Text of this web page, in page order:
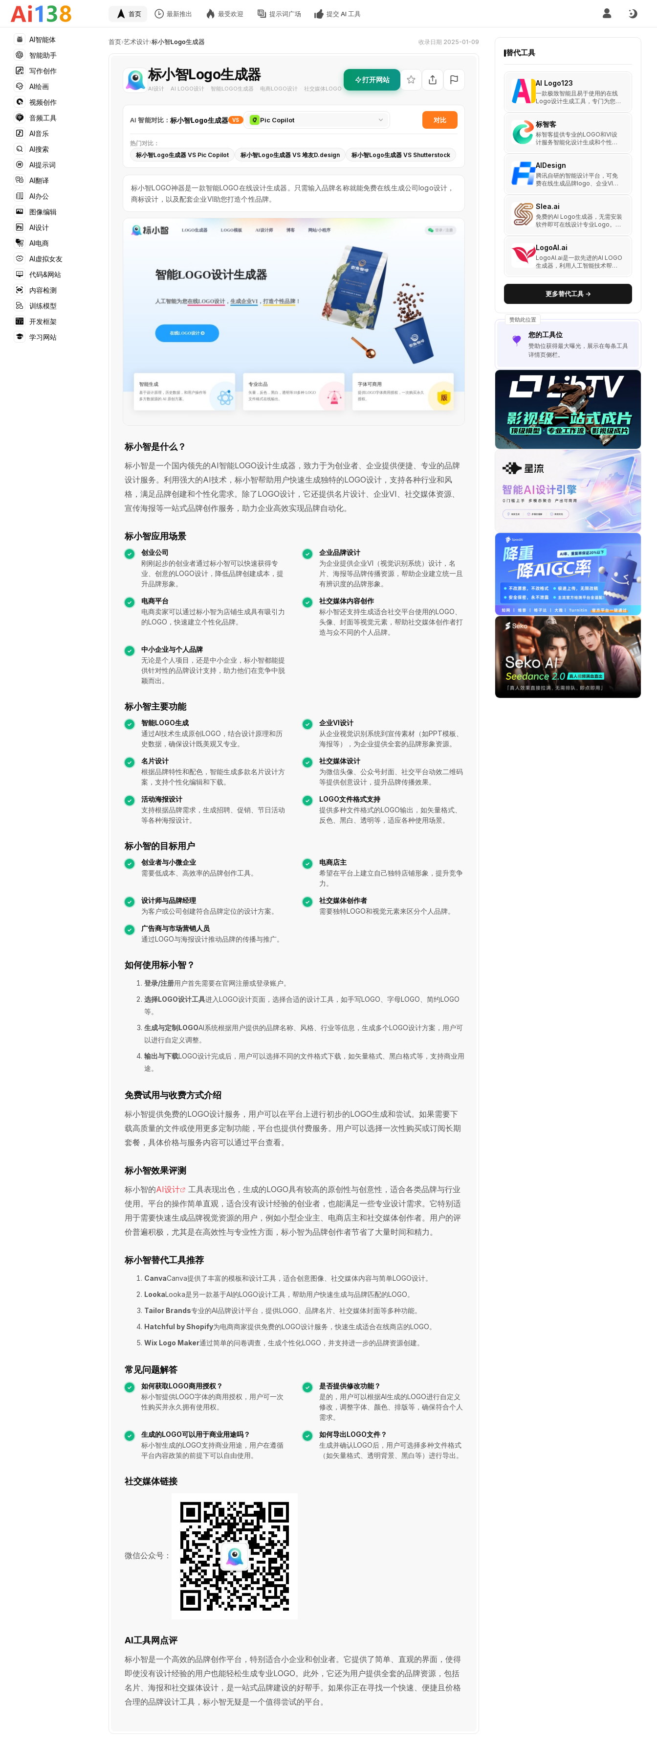
AI智能体
智能助手
写作创作
AI绘画
视频创作
音频工具
AI音乐
AI搜索
AI提示词
AI翻译
AI办公
图像编辑
AI设计
AI电商
AI虚拟女友
代码&网站
内容检测
训练模型
开发框架
学习网站
首页 最新推出 最受欢迎 提示词广场 提交 AI 工具
首页›艺术设计›标小智Logo生成器 收录日期 2025-01-09
标小智Logo生成器
AI设计 AI LOGO设计 智能LOGO生成器 电商LOGO设计 社交媒体LOGO
打开网站
AI 智能对比：标小智Logo生成器 VS
选
比
Pic Copilot 对比
热门对比：
标小智Logo生成器 VS Pic Copilot
标小智Logo生成器 VS 堆友D.design 标小智Logo生成器 VS Shutterstock
标小智LOGO神器是一款智能LOGO在线设计生成器。只需输入品牌名称就能免费在线生成公司logo设计，
商标设计，以及配套企业VI助您打造个性品牌。
标小智是什么？
标小智是一个国内领先的AI智能LOGO设计生成器，致力于为创业者、企业提供便捷、专业的品牌
设计服务。利用强大的AI技术，标小智帮助用户快速生成独特的LOGO设计，支持各种行业和风
格，满足品牌创建和个性化需求。除了LOGO设计，它还提供名片设计、企业VI、社交媒体资源、
宣传海报等一站式品牌创作服务，助力企业高效实现品牌自动化。
标小智应用场景
创业公司
刚刚起步的创业者通过标小智可以快速获得专
业、创意的LOGO设计，降低品牌创建成本，提
升品牌形象。
企业品牌设计
为企业提供企业VI（视觉识别系统）设计，名
片、海报等品牌传播资源，帮助企业建立统一且
有辨识度的品牌形象。
电商平台
电商卖家可以通过标小智为店铺生成具有吸引力
的LOGO，快速建立个性化品牌。
社交媒体内容创作
标小智还支持生成适合社交平台使用的LOGO、
头像、封面等视觉元素，帮助社交媒体创作者打
造与众不同的个人品牌。
中小企业与个人品牌
无论是个人项目，还是中小企业，标小智都能提
供针对性的品牌设计支持，助力他们在竞争中脱
颖而出。
标小智主要功能
智能LOGO生成
通过AI技术生成原创LOGO，结合设计原理和历
史数据，确保设计既美观又专业。
企业VI设计
从企业视觉识别系统到宣传素材（如PPT模板、
海报等），为企业提供全套的品牌形象资源。
名片设计
根据品牌特性和配色，智能生成多款名片设计方
案，支持个性化编辑和下载。
社交媒体设计
为微信头像、公众号封面、社交平台动效二维码
等提供创意设计，提升品牌传播效果。
活动海报设计
支持根据品牌需求，生成招聘、促销、节日活动
等各种海报设计。
LOGO文件格式支持
提供多种文件格式的LOGO输出，如矢量格式、
反色、黑白、透明等，适应各种使用场景。
标小智的目标用户
创业者与小微企业
需要低成本、高效率的品牌创作工具。
电商店主
希望在平台上建立自己独特店铺形象，提升竞争
力。
设计师与品牌经理
为客户或公司创建符合品牌定位的设计方案。
社交媒体创作者
需要独特LOGO和视觉元素来区分个人品牌。
广告商与市场营销人员
通过LOGO与海报设计推动品牌的传播与推广。
如何使用标小智？
登录/注册用户首先需要在官网注册或登录账户。
选择LOGO设计工具进入LOGO设计页面，选择合适的设计工具，如手写LOGO、字母LOGO、简约LOGO
等。
生成与定制LOGOAI系统根据用户提供的品牌名称、风格、行业等信息，生成多个LOGO设计方案，用户可
以进行自定义调整。
输出与下载LOGO设计完成后，用户可以选择不同的文件格式下载，如矢量格式、黑白格式等，支持商业用
途。
免费试用与收费方式介绍
标小智提供免费的LOGO设计服务，用户可以在平台上进行初步的LOGO生成和尝试。如果需要下
载高质量的文件或使用更多定制功能，平台也提供付费服务。用户可以选择一次性购买或订阅长期
套餐，具体价格与服务内容可以通过平台查看。
标小智效果评测
标小智的AI设计
工具表现出色，生成的LOGO具有较高的原创性与创意性，适合各类品牌与行业
使用。平台的操作简单直观，适合没有设计经验的创业者，也能满足一些专业设计需求。它特别适
用于需要快速生成品牌视觉资源的用户，例如小型企业主、电商店主和社交媒体创作者。用户的评
价普遍积极，尤其是在高效性与专业性方面，标小智为品牌创作者节省了大量时间和精力。
标小智替代工具推荐
CanvaCanva提供了丰富的模板和设计工具，适合创意图像、社交媒体内容与简单LOGO设计。
LookaLooka是另一款基于AI的LOGO设计工具，帮助用户快速生成与品牌匹配的LOGO。
Tailor Brands专业的AI品牌设计平台，提供LOGO、品牌名片、社交媒体封面等多种功能。
Hatchful by Shopify为电商商家提供免费的LOGO设计服务，快速生成适合在线商店的LOGO。
Wix Logo Maker通过简单的问卷调查，生成个性化LOGO，并支持进一步的品牌资源创建。
常见问题解答
如何获取LOGO商用授权？
标小智提供LOGO字体的商用授权，用户可一次
性购买并永久拥有使用权。
是否提供修改功能？
是的，用户可以根据AI生成的LOGO进行自定义
修改，调整字体、颜色、排版等，确保符合个人
需求。
生成的LOGO可以用于商业用途吗？
标小智生成的LOGO支持商业用途，用户在遵循
平台内容政策的前提下可以自由使用。
如何导出LOGO文件？
生成并确认LOGO后，用户可选择多种文件格式
（如矢量格式、透明背景、黑白等）进行导出。
社交媒体链接
微信公众号：
AI工具网点评
标小智是一个高效的品牌创作平台，特别适合小企业和创业者。它提供了简单、直观的界面，使得
即使没有设计经验的用户也能轻松生成专业LOGO。此外，它还为用户提供全套的品牌资源，包括
名片、海报和社交媒体设计，是一站式品牌建设的好帮手。如果你正在寻找一个快速、便捷且价格
合理的品牌设计工具，标小智无疑是一个值得尝试的平台。
替代工具
AI Logo123
一款极致智能且易于使用的在线
Logo设计生成工具，专门为您提
称，LOGO123就能立即为您在线
生成独具特色的公司Logo设计及
一系列配套的企业VI，让您轻松
标智客
标智客提供专业的LOGO和VI设
计服务智能化设计生成和个性化
AIDesign
腾讯自研的智能设计平台，可免
费在线生成品牌logo、企业VI
Slea.ai
免费的AI Logo生成器，无需安装
软件即可在线设计专业Logo。支
建设、活动推广和社交媒体头
像。
LogoAI.ai
LogoAI.ai是一款先进的AI LOGO
生成器，利用人工智能技术帮助
更多替代工具 →
赞助此位置
您的工具位
赞助位获得最大曝光，展示在每条工具
详情页侧栏。